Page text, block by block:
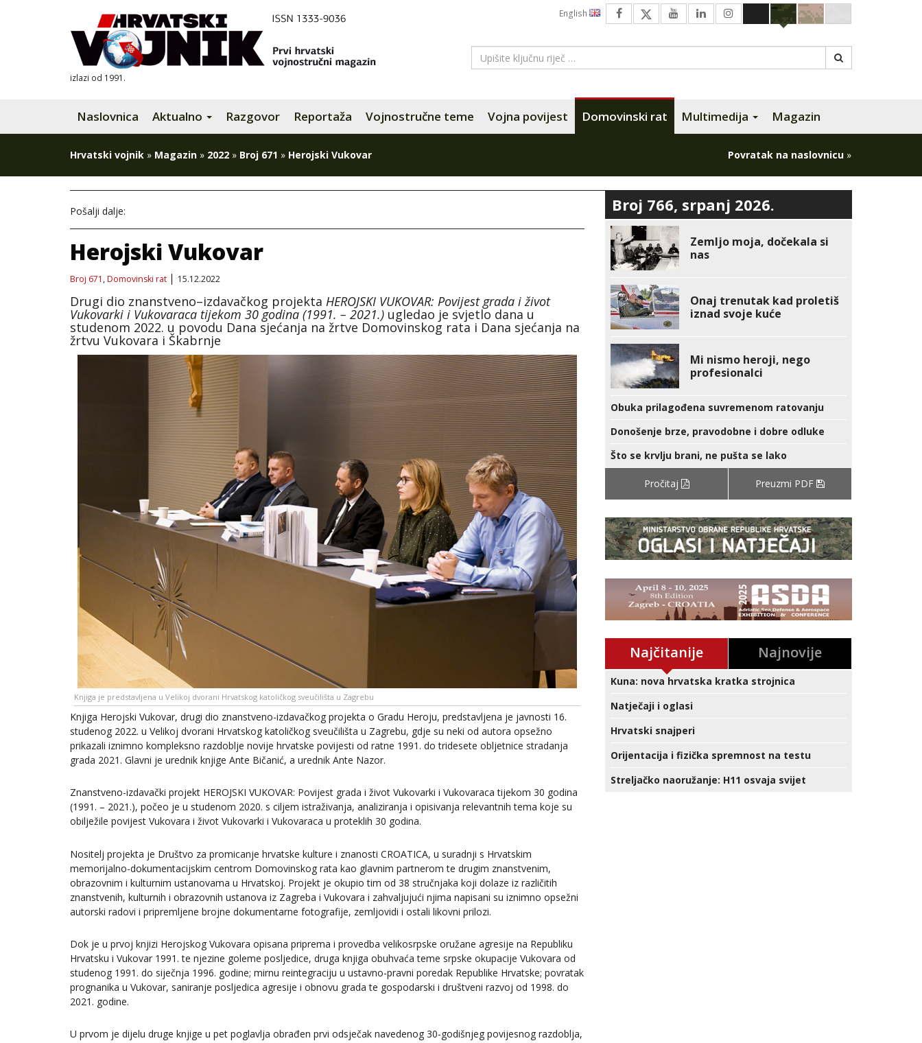
izlazi od 1991.
English
Naslovnica Aktualno Razgovor Reportaža Vojnostručne teme Vojna povijest Domovinski rat Multimedija Magazin
Hrvatski vojnik » Magazin » 2022 » Broj 671 » Herojski Vukovar Povratak na naslovnicu »
Pošalji dalje:
Herojski Vukovar
Broj 671 ,Domovinski rat 15.12.2022
Drugi dio znanstveno–izdavačkog projekta HEROJSKI VUKOVAR: Povijest grada i život
Vukovarki i Vukovaraca tijekom 30 godina (1991. – 2021.) ugledao je svjetlo dana u
studenom 2022. u povodu Dana sjećanja na žrtve Domovinskog rata i Dana sjećanja na
žrtvu Vukovara i Škabrnje
Knjiga je predstavljena u Velikoj dvorani Hrvatskog katoličkog sveučilišta u Zagrebu
Knjiga Herojski Vukovar, drugi dio znanstveno-izdavačkog projekta o Gradu Heroju, predstavljena je javnosti 16.
studenog 2022. u Velikoj dvorani Hrvatskog katoličkog sveučilišta u Zagrebu, gdje su neki od autora opsežno
prikazali iznimno kompleksno razdoblje novije hrvatske povijesti od ratne 1991. do tridesete obljetnice stradanja
grada 2021. Glavni je urednik knjige Ante Bičanić, a urednik Ante Nazor.
Znanstveno-izdavački projekt HEROJSKI VUKOVAR: Povijest grada i život Vukovarki i Vukovaraca tijekom 30 godina
(1991. – 2021.), počeo je u studenom 2020. s ciljem istraživanja, analiziranja i opisivanja relevantnih tema koje su
obilježile povijest Vukovara i život Vukovarki i Vukovaraca u proteklih 30 godina.
Nositelj projekta je Društvo za promicanje hrvatske kulture i znanosti CROATICA, u suradnji s Hrvatskim
memorijalno-dokumentacijskim centrom Domovinskog rata kao glavnim partnerom te drugim znanstvenim,
obrazovnim i kulturnim ustanovama u Hrvatskoj. Projekt je okupio tim od 38 stručnjaka koji dolaze iz različitih
znanstvenih, kulturnih i obrazovnih ustanova iz Zagreba i Vukovara i zahvaljujući njima napisani su iznimno opsežni
autorski radovi i pripremljene brojne dokumentarne fotografije, zemljovidi i ostali likovni prilozi.
Dok je u prvoj knjizi Herojskog Vukovara opisana priprema i provedba velikosrpske oružane agresije na Republiku
Hrvatsku i Vukovar 1991. te njezine goleme posljedice, druga knjiga obuhvaća teme srpske okupacije Vukovara od
studenog 1991. do siječnja 1996. godine; mirnu reintegraciju u ustavno-pravni poredak Republike Hrvatske; povratak
prognanika u Vukovar, saniranje posljedica agresije i obnovu grada te gospodarski i društveni razvoj od 1998. do
2021. godine.
U prvom je dijelu druge knjige u pet poglavlja obrađen prvi odsječak navedenog 30-godišnjeg povijesnog razdoblja,
Broj 766, srpanj 2026.
Zemljo moja, dočekala si
nas
Onaj trenutak kad proletiš
iznad svoje kuće
Mi nismo heroji, nego
profesionalci
Obuka prilagođena suvremenom ratovanju
Donošenje brze, pravodobne i dobre odluke
Što se krvlju brani, ne pušta se lako
Pročitaj Preuzmi PDF
Najčitanije Najnovije
Kuna: nova hrvatska kratka strojnica
Natječaji i oglasi
Hrvatski snajperi
Orijentacija i fizička spremnost na testu
Streljačko naoružanje: H11 osvaja svijet